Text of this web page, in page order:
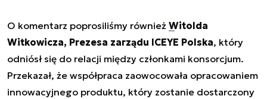
O komentarz poprosiliśmy również Witolda
Witkowicza, Prezesa zarządu ICEYE Polska, który
odniósł się do relacji między członkami konsorcjum.
Przekazał, że współpraca zaowocowała opracowaniem
innowacyjnego produktu, który zostanie dostarczony